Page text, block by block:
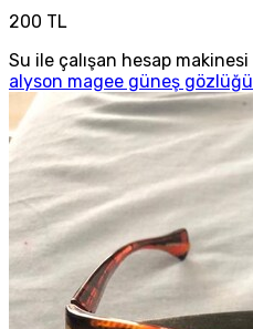
200 TL
Su ile çalışan hesap makinesi
alyson magee güneş gözlüğü